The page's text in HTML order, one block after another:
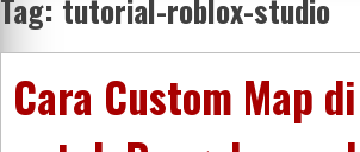
Indonesia
Tag: tutorial-roblox-studio
Cara Custom Map